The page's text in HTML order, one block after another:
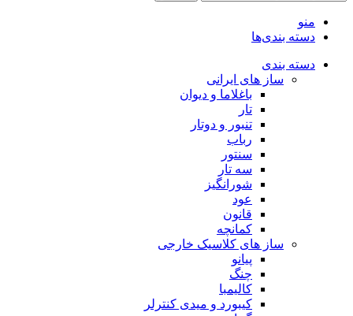
منو
دسته بندی‌ها
دسته بندی
ساز های ایرانی
باغلاما و دیوان
تار
تنبور و دوتار
رباب
سنتور
سه تار
شورانگیز
عود
قانون
کمانچه
ساز های کلاسیک خارجی
پیانو
چنگ
کالیمبا
کیبورد و میدی کنترلر